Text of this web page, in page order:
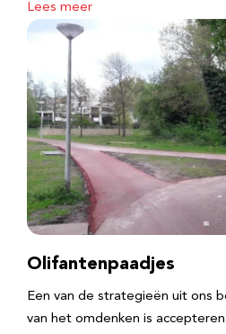
Lees meer
Olifantenpaadjes
Een van de strategieën uit ons
van het omdenken is